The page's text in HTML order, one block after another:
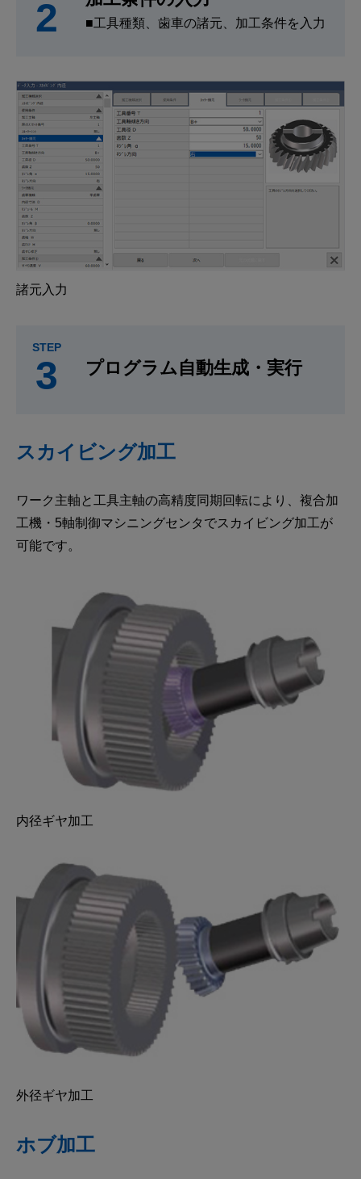
2 ■工具種類、歯車の諸元、加工条件を入力
諸元入力
STEP
3 プログラム自動生成・実行
スカイビング加工
ワーク主軸と工具主軸の高精度同期回転により、複合加
工機・5軸制御マシニングセンタでスカイビング加工が
可能です。
内径ギヤ加工
外径ギヤ加工
ホブ加工